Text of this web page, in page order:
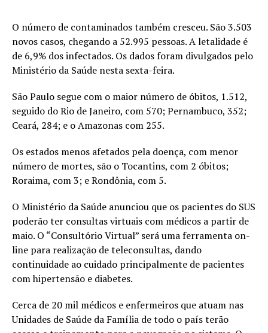
O número de contaminados também cresceu. São 3.503
novos casos, chegando a 52.995 pessoas. A letalidade é
de 6,9% dos infectados. Os dados foram divulgados pelo
Ministério da Saúde nesta sexta-feira.
São Paulo segue com o maior número de óbitos, 1.512,
seguido do Rio de Janeiro, com 570; Pernambuco, 352;
Ceará, 284; e o Amazonas com 255.
Os estados menos afetados pela doença, com menor
número de mortes, são o Tocantins, com 2 óbitos;
Roraima, com 3; e Rondônia, com 5.
O Ministério da Saúde anunciou que os pacientes do SUS
poderão ter consultas virtuais com médicos a partir de
maio. O “Consultório Virtual” será uma ferramenta on-
line para realização de teleconsultas, dando
continuidade ao cuidado principalmente de pacientes
com hipertensão e diabetes.
Cerca de 20 mil médicos e enfermeiros que atuam nas
Unidades de Saúde da Família de todo o país terão